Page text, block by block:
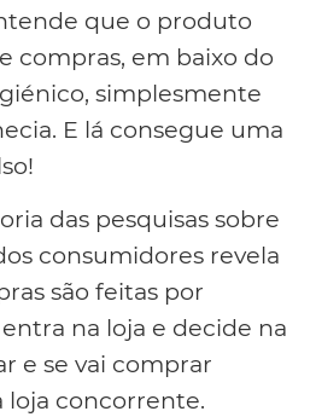
que o produto
compras, em baixo do
simplesmente
E lá consegue uma
das pesquisas sobre
consumidores revela
são feitas por
na loja e decide na
e se vai comprar
loja concorrente.